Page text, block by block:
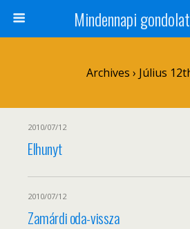
Mindennapi
Archives › Július
2010/07/12
Elhunyt
2010/07/12
Zamárdi oda-vissza